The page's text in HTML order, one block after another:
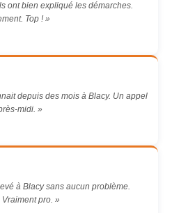
ont bien expliqué les démarches.
Top ! »
depuis des mois à Blacy. Un appel
midi. »
à Blacy sans aucun problème.
pro. »